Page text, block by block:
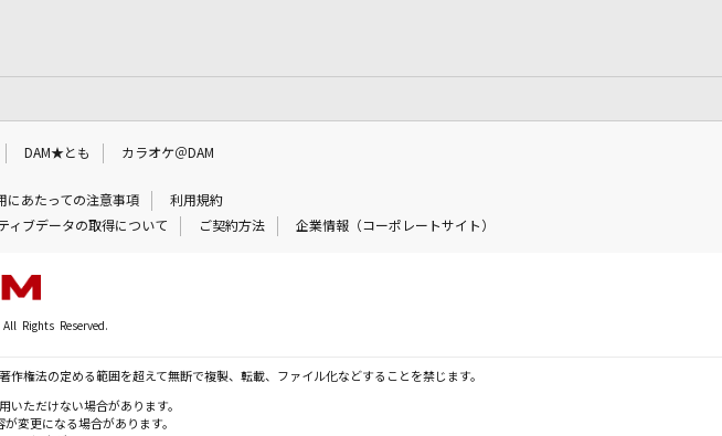
DAM★とも カラオケ＠DAM
にあたっての注意事項
利用規約
ィブデータの取得について ご契約方法 企業情報（コーポレートサイト）
Rights Reserved.
権法の定める範囲を超えて無断で複製、転載、ファイル化などすることを禁じます。
いただけない場合があります。
変更になる場合があります。